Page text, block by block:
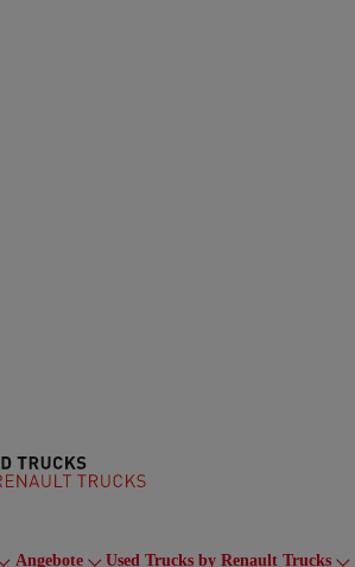
Angebote Used Trucks by Renault Trucks